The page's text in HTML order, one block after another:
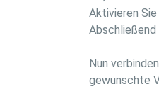
Aktivieren
Nun
gewünschte